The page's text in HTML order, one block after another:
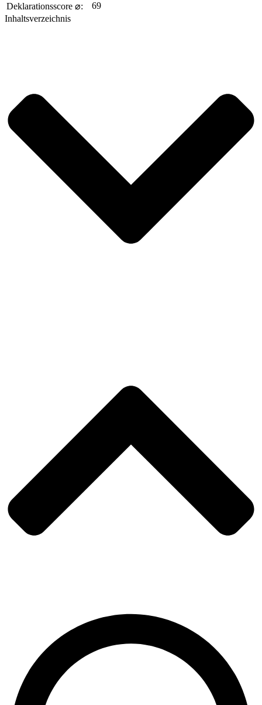
Deklarationsscore ⌀:
69
Inhaltsverzeichnis​